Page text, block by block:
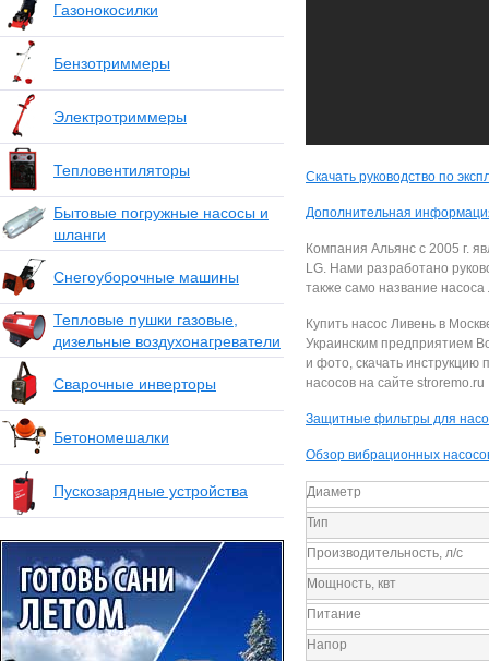
Газонокосилки
Бензотриммеры
Электротриммеры
Тепловентиляторы
Бытовые погружные насосы и
шланги
Снегоуборочные машины
Тепловые пушки газовые,
дизельные воздухонагреватели
Сварочные инверторы
Бетономешалки
Пускозарядные устройства
Скачать руководство по
Дополнительная
Компания Альянс с 2005 г.
LG. Нами разработано
также само название
Купить насос Ливень в
Украинским предприятием
и фото, скачать инструкцию
насосов на сайте stroremo.ru
Защитные фильтры для
Обзор вибрационных
Диаметр
Тип
Производительность, л/с
Мощность, квт
Питание
Напор